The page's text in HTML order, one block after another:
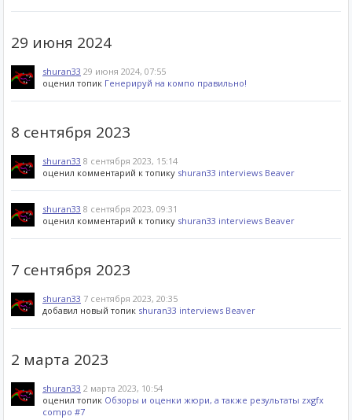
29 июня 2024
shuran33 29 июня 2024, 07:55
оценил топик Генерируй на компо правильно!
8 сентября 2023
shuran33 8 сентября 2023, 15:14
оценил комментарий к топику shuran33 interviews Beaver
shuran33 8 сентября 2023, 09:31
оценил комментарий к топику shuran33 interviews Beaver
7 сентября 2023
shuran33 7 сентября 2023, 20:35
добавил новый топик shuran33 interviews Beaver
2 марта 2023
shuran33 2 марта 2023, 10:54
оценил топик Обзоры и оценки жюри, а также результаты zxgfx
compo #7